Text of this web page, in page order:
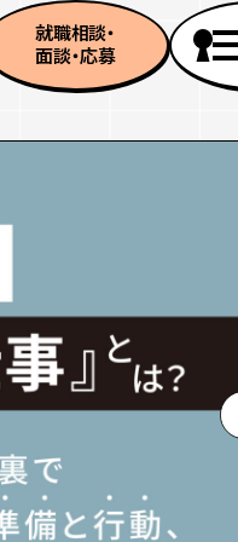
就職相談・
面談・応募